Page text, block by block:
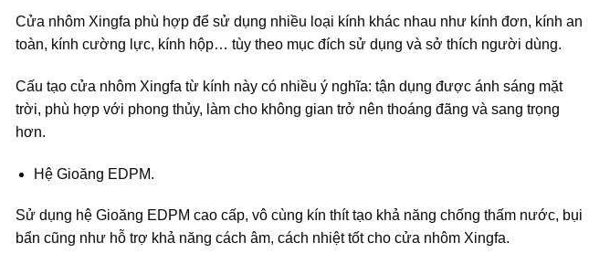
Cửa nhôm Xingfa phù hợp để sử dụng nhiều loại kính khác nhau như kính đơn, kính an
toàn, kính cường lực, kính hộp… tùy theo mục đích sử dụng và sở thích người dùng.
Cấu tạo cửa nhôm Xingfa từ kính này có nhiều ý nghĩa: tận dụng được ánh sáng mặt
trời, phù hợp với phong thủy, làm cho không gian trở nên thoáng đãng và sang trọng
hơn.
Hệ Gioăng EDPM.
Sử dụng hệ Gioăng EDPM cao cấp, vô cùng kín thít tạo khả năng chống thấm nước, bụi
bẩn cũng như hỗ trợ khả năng cách âm, cách nhiệt tốt cho cửa nhôm Xingfa.